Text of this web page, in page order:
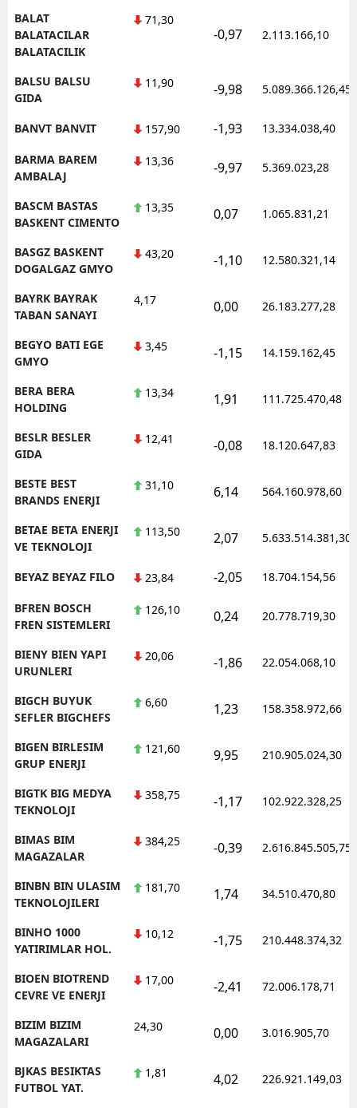
BALAT
BALATACILAR
BALATACILIK
71,30
-0,97 2.113.166,10
BALSU BALSU
GIDA
11,90 -9,98 5.089.366.126,45
BANVT BANVIT 157,90 -1,93 13.334.038,40
BARMA BAREM
AMBALAJ
13,36 -9,97 5.369.023,28
BASCM BASTAS
BASKENT CIMENTO
13,35 0,07 1.065.831,21
BASGZ BASKENT
DOGALGAZ GMYO
43,20 -1,10 12.580.321,14
BAYRK BAYRAK
TABAN SANAYI
4,17 0,00 26.183.277,28
BEGYO BATI EGE
GMYO
3,45 -1,15 14.159.162,45
BERA BERA
HOLDING
13,34 1,91 111.725.470,48
BESLR BESLER
GIDA
12,41 -0,08 18.120.647,83
BESTE BEST
BRANDS ENERJI
31,10 6,14 564.160.978,60
BETAE BETA ENERJI
VE TEKNOLOJI
113,50 2,07 5.633.514.381,30
BEYAZ BEYAZ FILO 23,84 -2,05 18.704.154,56
BFREN BOSCH
FREN SISTEMLERI
126,10 0,24 20.778.719,30
BIENY BIEN YAPI
URUNLERI
20,06 -1,86 22.054.068,10
BIGCH BUYUK
SEFLER BIGCHEFS
6,60 1,23 158.358.972,66
BIGEN BIRLESIM
GRUP ENERJI
121,60 9,95 210.905.024,30
BIGTK BIG MEDYA
TEKNOLOJI
358,75 -1,17 102.922.328,25
BIMAS BIM
MAGAZALAR
384,25 -0,39 2.616.845.505,75
BINBN BIN ULASIM
TEKNOLOJILERI
181,70 1,74 34.510.470,80
BINHO 1000
YATIRIMLAR HOL.
10,12 -1,75 210.448.374,32
BIOEN BIOTREND
CEVRE VE ENERJI
17,00 -2,41 72.006.178,71
BIZIM BIZIM
MAGAZALARI
24,30 0,00 3.016.905,70
BJKAS BESIKTAS
FUTBOL YAT.
1,81 4,02 226.921.149,03